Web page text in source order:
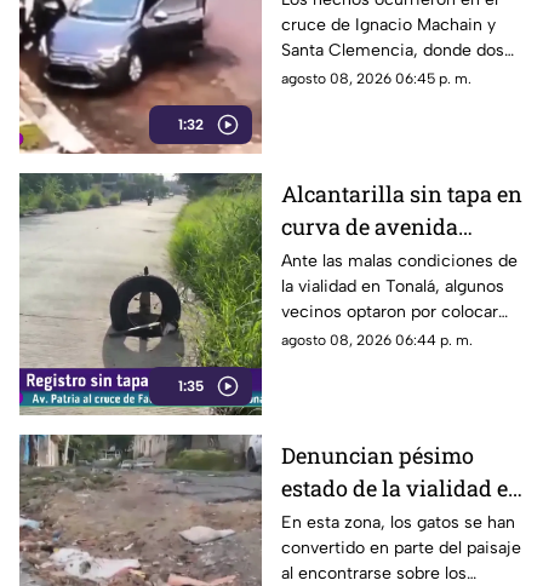
1:32
día en Guadalajara
cruce de Ignacio Machain y
Santa Clemencia, donde dos
sujetos fueron captados
agosto 08, 2026 06:45 p. m.
1:35
Alcantarilla sin tapa en
curva de avenida
Patria
Ante las malas condiciones de
la vialidad en Tonalá, algunos
vecinos optaron por colocar
una llanta como señalamiento
agosto 08, 2026 06:44 p. m.
Denuncian pésimo
estado de la vialidad en
Privada Pedrera y
Barrancones
En esta zona, los gatos se han
convertido en parte del paisaje
al encontrarse sobre los